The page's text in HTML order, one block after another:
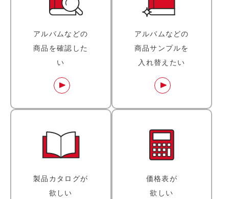
アルバムなどの
商品を確認した
い
アルバムなどの
商品サンプルを
入れ替えたい
製品カタログが
欲しい
価格表が
欲しい